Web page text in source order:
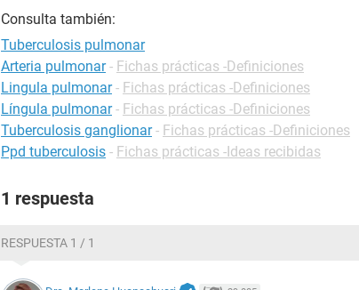
Consulta también:
Tuberculosis pulmonar
Arteria pulmonar - Fichas prácticas -Definiciones
Lingula pulmonar - Fichas prácticas -Definiciones
Língula pulmonar - Fichas prácticas -Definiciones
Tuberculosis ganglionar - Fichas prácticas -Definiciones
Ppd tuberculosis - Fichas prácticas -Ideas recibidas
1 respuesta
RESPUESTA 1 / 1